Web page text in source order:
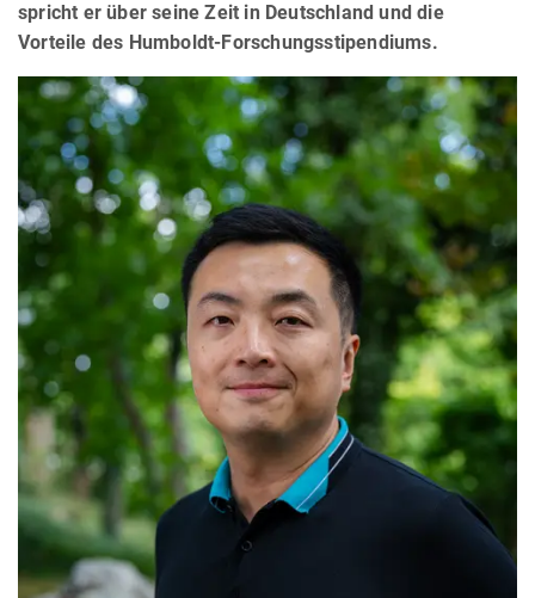
spricht er über seine Zeit in Deutschland und die
Vorteile des Humboldt-Forschungsstipendiums.